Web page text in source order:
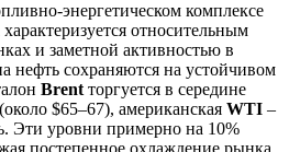
энергетическом комплексе
характеризуется относительным
и заметной активностью в
нефть сохраняются на устойчивом
Brent торгуется в середине
$65–67), американская WTI –
Эти уровни примерно на 10%